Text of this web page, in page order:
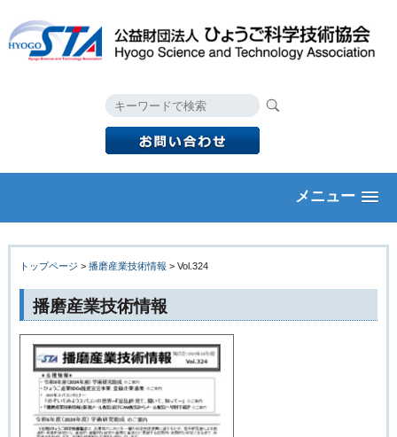
メニュー
トップページ > 播磨産業技術情報 > Vol.324
播磨産業技術情報